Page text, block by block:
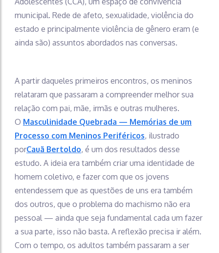
municipal. Rede de afeto, sexualidade, violência do
estado e principalmente violência de gênero eram (e
ainda são) assuntos abordados nas conversas.
A partir daqueles primeiros encontros, os meninos
relataram que passaram a compreender melhor sua
relação com pai, mãe, irmãs e outras mulheres.
O Masculinidade Quebrada — Memórias de um
Processo com Meninos Periféricos, ilustrado
porCauã Bertoldo, é um dos resultados desse
estudo. A ideia era também criar uma identidade de
homem coletivo, e fazer com que os jovens
entendessem que as questões de uns era também
dos outros, que o problema do machismo não era
pessoal — ainda que seja fundamental cada um fazer
a sua parte, isso não basta. A reflexão precisa ir além.
Com o tempo, os adultos também passaram a ser